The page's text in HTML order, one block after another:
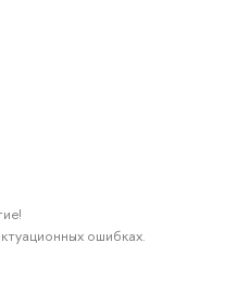
ошибках.